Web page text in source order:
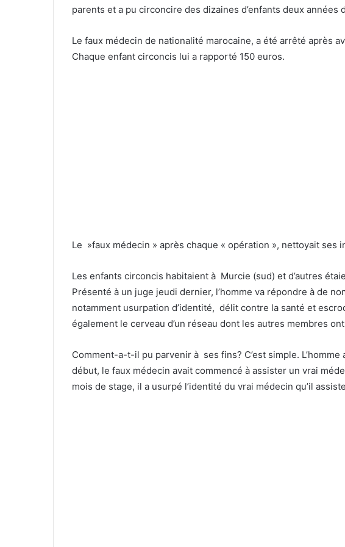
parents et a pu circoncire des dizaines d’enfants deux années
Le faux médecin de nationalité marocaine, a été arrêté après
Chaque enfant circoncis lui a rapporté 150 euros.
Le »faux médecin » après chaque « opération », nettoyait ses
Les enfants circoncis habitaient à Murcie (sud) et d’autres
Présenté à un juge jeudi dernier, l’homme va répondre à de
notamment usurpation d’identité, délit contre la santé et
également le cerveau d’un réseau dont les autres membres
Comment-a-t-il pu parvenir à ses fins? C’est simple.
début, le faux médecin avait commencé à assister un vrai
mois de stage, il a usurpé l’identité du vrai médecin qu’il assiste